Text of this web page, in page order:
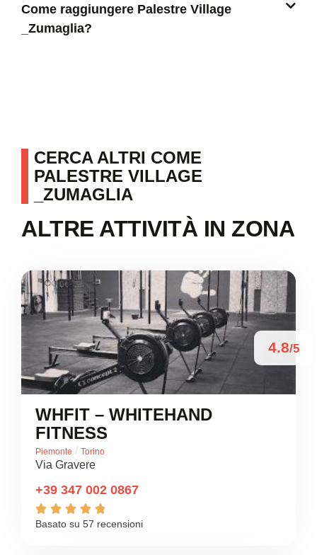
Come raggiungere Palestre Village
_Zumaglia?
CERCA ALTRI COME
PALESTRE VILLAGE
_ZUMAGLIA
ALTRE ATTIVITÀ IN ZONA
4.8/5
WHFIT – WHITEHAND
FITNESS
Piemonte / Torino
Via Gravere
+39 347 002 0867
    
Basato su 57 recensioni